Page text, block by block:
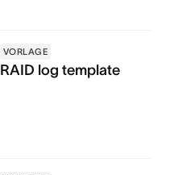
VORLAGE
RAID log template